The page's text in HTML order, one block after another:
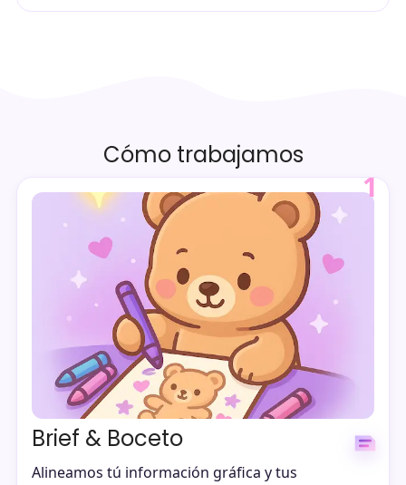
Cómo trabajamos
1
Brief & Boceto
Alineamos tú información gráfica y tus